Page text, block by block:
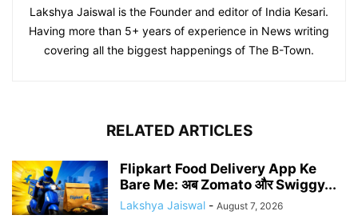
Lakshya Jaiswal is the Founder and editor of India Kesari.
Having more than 5+ years of experience in News writing
covering all the biggest happenings of The B-Town.
RELATED ARTICLES
Flipkart Food Delivery App Ke
Bare Me: अब Zomato और Swiggy...
Lakshya Jaiswal - August 7, 2026